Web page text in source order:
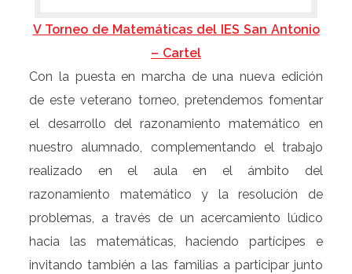
V Torneo de Matemáticas del IES San Antonio
– Cartel
Con la puesta en marcha de una nueva edición
de este veterano torneo, pretendemos fomentar
el desarrollo del razonamiento matemático en
nuestro alumnado, complementando el trabajo
realizado en el aula en el ámbito del
razonamiento matemático y la resolución de
problemas, a través de un acercamiento lúdico
hacia las matemáticas, haciendo partícipes e
invitando también a las familias a participar junto